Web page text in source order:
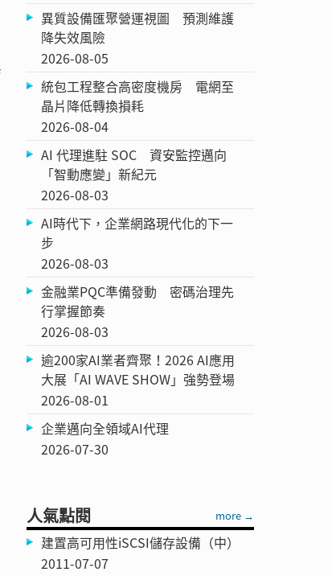
異質設備匯聚營運視圖 預測維護
降失效風險
2026-08-05
統包工程整合高密度機房 電網至
晶片降低轉換損耗
2026-08-04
AI 代理進駐 SOC 資安監控邁向
「智動應變」新紀元
2026-08-03
AI時代下，企業網路現代化的下一
步
2026-08-03
金融業PQC準備發動 密碼治理先
行掌握節奏
2026-08-03
逾200家AI業者齊聚！2026 AI應用
大展「AI WAVE SHOW」強勢登場
2026-08-01
企業邁向全領域AI代理
2026-07-30
人氣點閱 more →
建置高可用性iSCSI儲存設備（中）
2011-07-07